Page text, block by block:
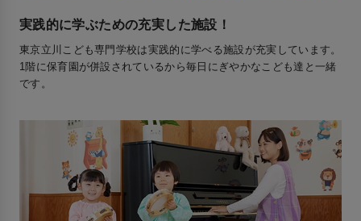
実践的に学ぶための充実した施設！
東京立川こども専門学校は実践的に学べる施設が充実しています。
1階に保育園が併設されているから毎日にぎやかなこども達と一緒
です。